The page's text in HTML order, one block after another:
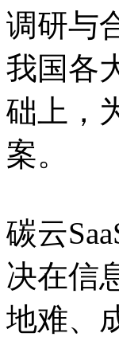
调研与
我国各
础上，
案。
碳云
决在信
地难、